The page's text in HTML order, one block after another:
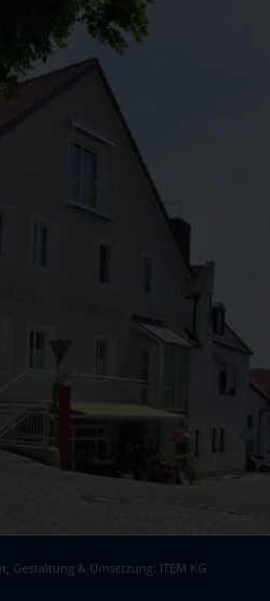
Gestaltung & Umsetzung: ITEM KG